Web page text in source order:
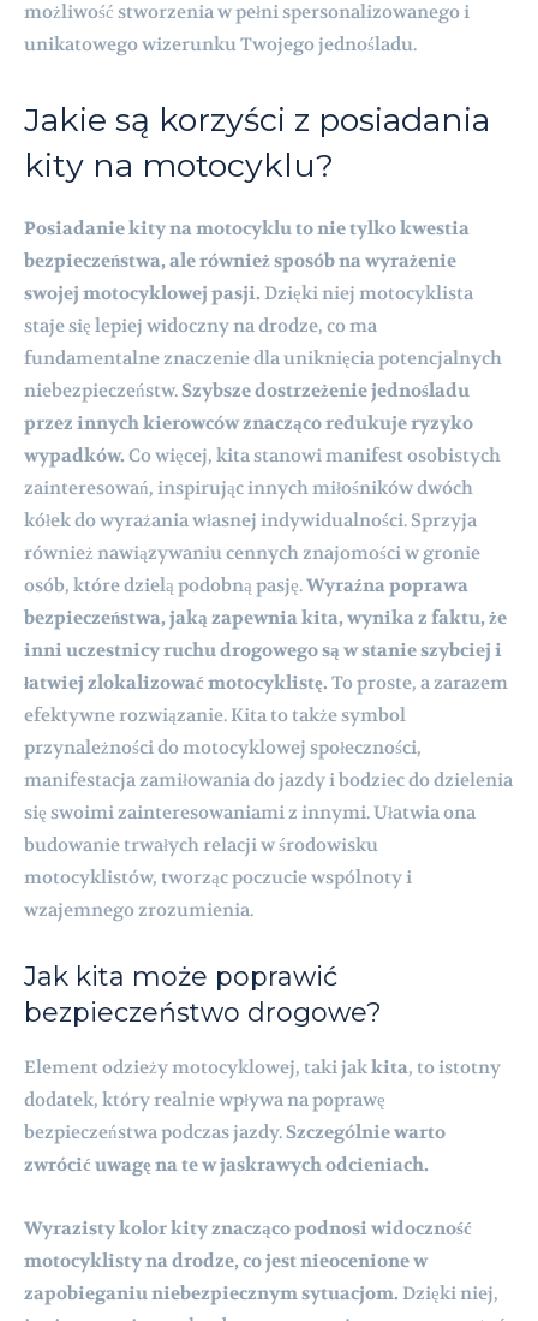
możliwość stworzenia w pełni spersonalizowanego i
unikatowego wizerunku Twojego jednośladu.
Jakie są korzyści z posiadania
kity na motocyklu?
Posiadanie kity na motocyklu to nie tylko kwestia
bezpieczeństwa, ale również sposób na wyrażenie
swojej motocyklowej pasji. Dzięki niej motocyklista
staje się lepiej widoczny na drodze, co ma
fundamentalne znaczenie dla uniknięcia potencjalnych
niebezpieczeństw.Szybsze dostrzeżenie jednośladu
przez innych kierowców znacząco redukuje ryzyko
wypadków. Co więcej, kita stanowi manifest osobistych
zainteresowań, inspirując innych miłośników dwóch
kółek do wyrażania własnej indywidualności. Sprzyja
również nawiązywaniu cennych znajomości w gronie
osób, które dzielą podobną pasję.Wyraźna poprawa
bezpieczeństwa, jaką zapewnia kita, wynika z faktu, że
inni uczestnicy ruchu drogowego są w stanie szybciej i
łatwiej zlokalizować motocyklistę. To proste, a zarazem
efektywne rozwiązanie. Kita to także symbol
przynależności do motocyklowej społeczności,
manifestacja zamiłowania do jazdy i bodziec do dzielenia
się swoimi zainteresowaniami z innymi. Ułatwia ona
budowanie trwałych relacji w środowisku
motocyklistów, tworząc poczucie wspólnoty i
wzajemnego zrozumienia.
Jak kita może poprawić
bezpieczeństwo drogowe?
Element odzieży motocyklowej, taki jakkita, to istotny
dodatek, który realnie wpływa na poprawę
bezpieczeństwa podczas jazdy.Szczególnie warto
zwrócić uwagę na te w jaskrawych odcieniach.
Wyrazisty kolor kity znacząco podnosi widoczność
motocyklisty na drodze, co jest nieocenione w
zapobieganiu niebezpiecznym sytuacjom. Dzięki niej,